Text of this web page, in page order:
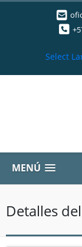
Select
MENÚ
Detalles